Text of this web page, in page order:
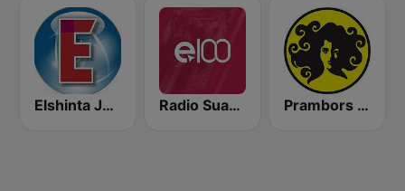
Elshinta Jakarta Radio Suara Surabaya Prambors FM 102.2 Jakarta